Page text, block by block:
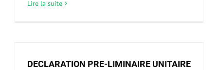
Lire la suite
DECLARATION PRE-LIMINAIRE UNITAIRE